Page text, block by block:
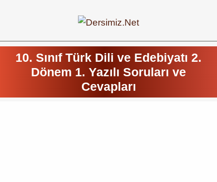
10. Sınıf Türk Dili ve Edebiyatı 2.
Dönem 1. Yazılı Soruları ve
Cevapları